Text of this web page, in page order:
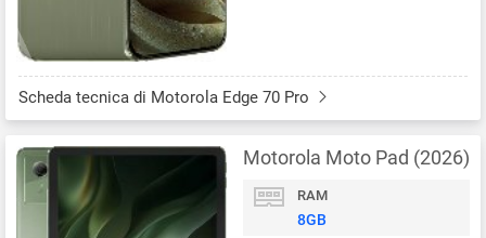
Scheda tecnica di Motorola Edge 70 Pro
Motorola Moto Pad (2026)
RAM
8GB